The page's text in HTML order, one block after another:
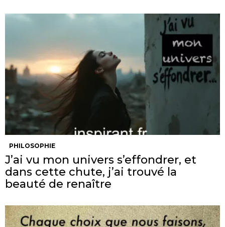
PHILOSOPHIE
J’ai vu mon univers s’effondrer, et
dans cette chute, j’ai trouvé la
beauté de renaître